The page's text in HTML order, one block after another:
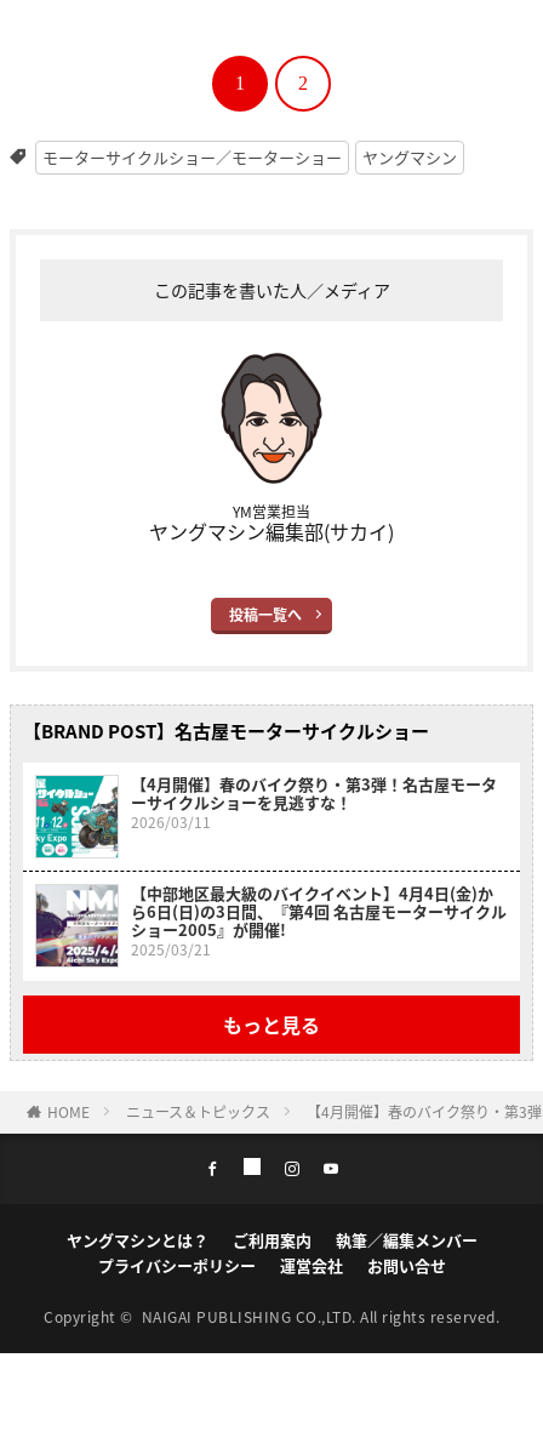
1 2
モーターサイクルショー／モーターショー ヤングマシン
この記事を書いた人／メディア
YM営業担当
ヤングマシン編集部(サカイ)
投稿一覧へ
【BRAND POST】名古屋モーターサイクルショー
【4月開催】春のバイク祭り・第3弾！名古屋モータ
ーサイクルショーを見逃すな！
2026/03/11
【中部地区最大級のバイクイベント】4月4日(金)か
ら6日(日)の3日間、『第4回 名古屋モーターサイクル
ショー2005』が開催!
2025/03/21
もっと見る
HOME ニュース＆トピックス 【4月開催】春のバイク祭り・第3
ヤングマシンとは？ ご利用案内
執筆／編集メンバー
プライバシーポリシー
運営会社 お問い合せ
Copyright © NAIGAI PUBLISHING CO.,LTD. All rights reserved.